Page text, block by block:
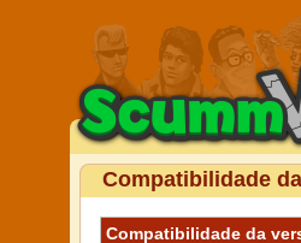
Compatibilidade
Compatibilidade da